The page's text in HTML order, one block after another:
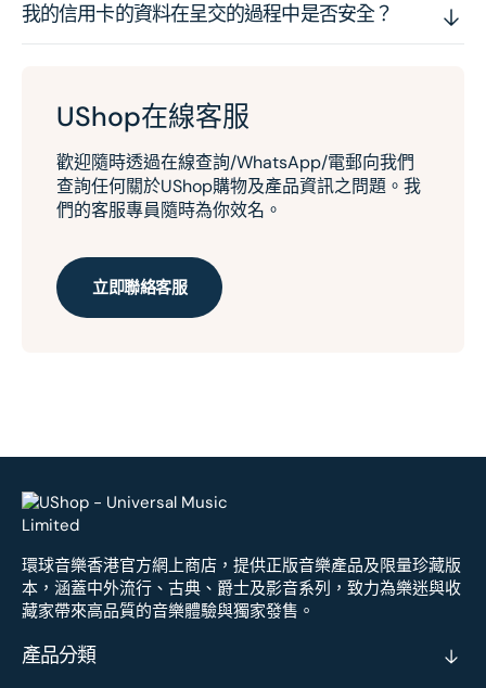
我的信用卡的資料在呈交的過程中是否安全？
UShop在線客服
歡迎隨時透過在線查詢/WhatsApp/電郵向我們
查詢任何關於UShop購物及產品資訊之問題。我
們的客服專員隨時為你效名。
立即聯絡客服
環球音樂香港官方網上商店，提供正版音樂產品及限量珍藏版
本，涵蓋中外流行、古典、爵士及影音系列，致力為樂迷與收
藏家帶來高品質的音樂體驗與獨家發售。
產品分類